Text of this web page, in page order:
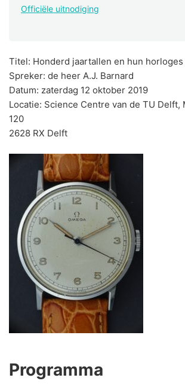
Officiële uitnodiging
Titel: Honderd jaartallen en hun horloges
Spreker: de heer A.J. Barnard
Datum: zaterdag 12 oktober 2019
Locatie: Science Centre van de TU Delft,
120
2628 RX Delft
Programma